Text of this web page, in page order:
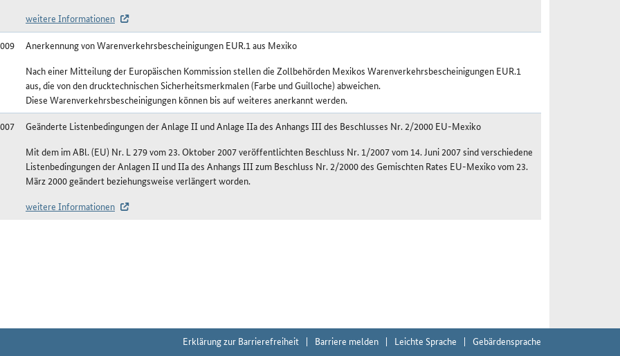
weitere Informationen
Anerkennung von Warenverkehrsbescheinigungen EUR.1 aus Mexiko
Nach einer Mitteilung der Europäischen Kommission stellen die Zollbehörden Mexikos Warenverkehrsbescheinigungen EUR.1
aus, die von den drucktechnischen Sicherheitsmerkmalen (Farbe und Guilloche) abweichen.
Diese Warenverkehrsbescheinigungen können bis auf weiteres anerkannt werden.
Geänderte Listenbedingungen der Anlage II und Anlage IIa des Anhangs III des Beschlusses Nr. 2/2000 EU-Mexiko
Mit dem im ABl. (EU) Nr. L 279 vom 23. Oktober 2007 veröffentlichten Beschluss Nr. 1/2007 vom 14. Juni 2007 sind verschiedene
Listenbedingungen der Anlagen II und IIa des Anhangs III zum Beschluss Nr. 2/2000 des Gemischten Rates EU-Mexiko vom 23.
März 2000 geändert beziehungsweise verlängert worden.
weitere Informationen
Erklärung zur Barrierefreiheit Barriere melden Leichte Sprache Gebärdensprache